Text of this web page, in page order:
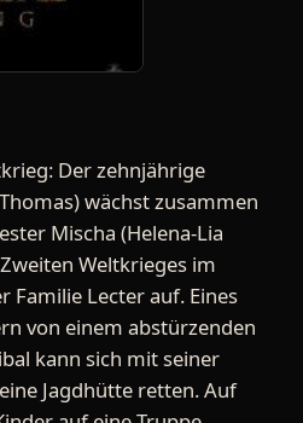
Der zehnjährige
wächst zusammen
Mischa (Helena-Lia
Weltkrieges im
Familie Lecter auf. Eines
von einem abstürzenden
kann sich mit seiner
Jagdhütte retten. Auf